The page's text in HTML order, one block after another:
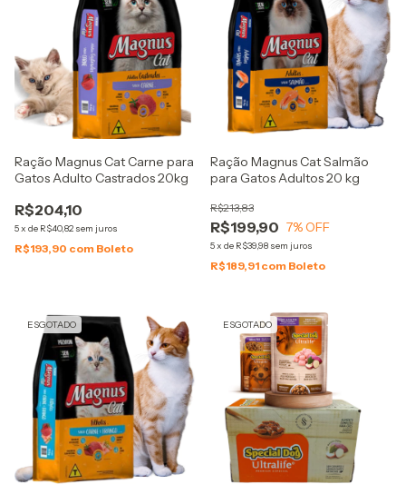
Ração Magnus Cat Carne para
Gatos Adulto Castrados 20kg
R$204,10
5x de R$40,82 sem juros
R$193,90 com Boleto
Ração Magnus Cat Salmão
para Gatos Adultos 20 kg
R$199,90
R$213,83
7% OFF
5x de R$39,98 sem juros
R$189,91 com Boleto
ESGOTADO ESGOTADO